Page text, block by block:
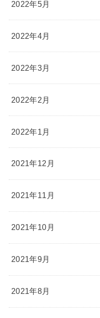
2022年5月
2022年4月
2022年3月
2022年2月
2022年1月
2021年12月
2021年11月
2021年10月
2021年9月
2021年8月